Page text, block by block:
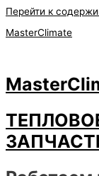
Перейти к
MasterClimate